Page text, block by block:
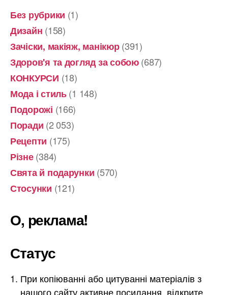
Без рубрики (1)
Дизайн (158)
Зачіски, макіяж, манікюр(391)
Здоров'я та догляд за собою(687)
КОНКУРСИ (18)
Мода і стиль(1 148)
Подорожі (166)
Поради (2 053)
Рецепти (175)
Різне(384)
Свята й подарунки (570)
Стосунки (121)
О, реклама!
Статус
При копіюванні або цитуванні матеріалів з
нашого сайту активне посилання, відкрите